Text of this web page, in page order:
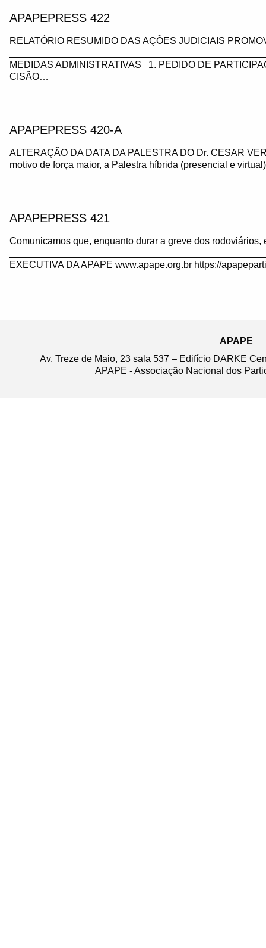
APAPEPRESS 422
RELATÓRIO RESUMIDO DAS AÇÕES JUDICIAIS
MEDIDAS ADMINISTRATIVAS 1. PEDIDO DE
CISÃO…
APAPEPRESS 420-A
ALTERAÇÃO DA DATA DA PALESTRA DO Dr. CESAR
motivo de força maior, a Palestra híbrida (presencial e
APAPEPRESS 421
Comunicamos que, enquanto durar a greve dos
EXECUTIVA DA APAPE www.apape.org.br https://
APAPE
Av. Treze de Maio, 23 sala 537 – Edifício DARKE
APAPE - Associação Nacional dos